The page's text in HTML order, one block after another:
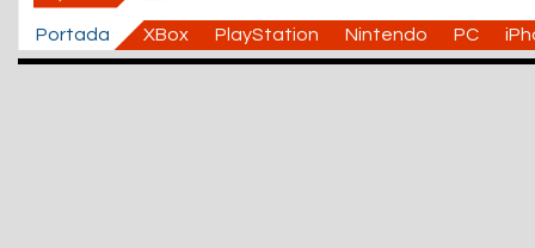
Portada XBox PlayStation Nintendo PC